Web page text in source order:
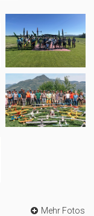
Mehr Fotos